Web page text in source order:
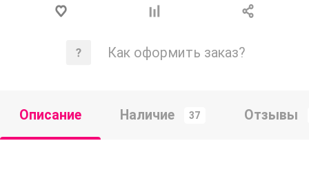
Как оформить заказ?
Описание Наличие 37 Отзывы